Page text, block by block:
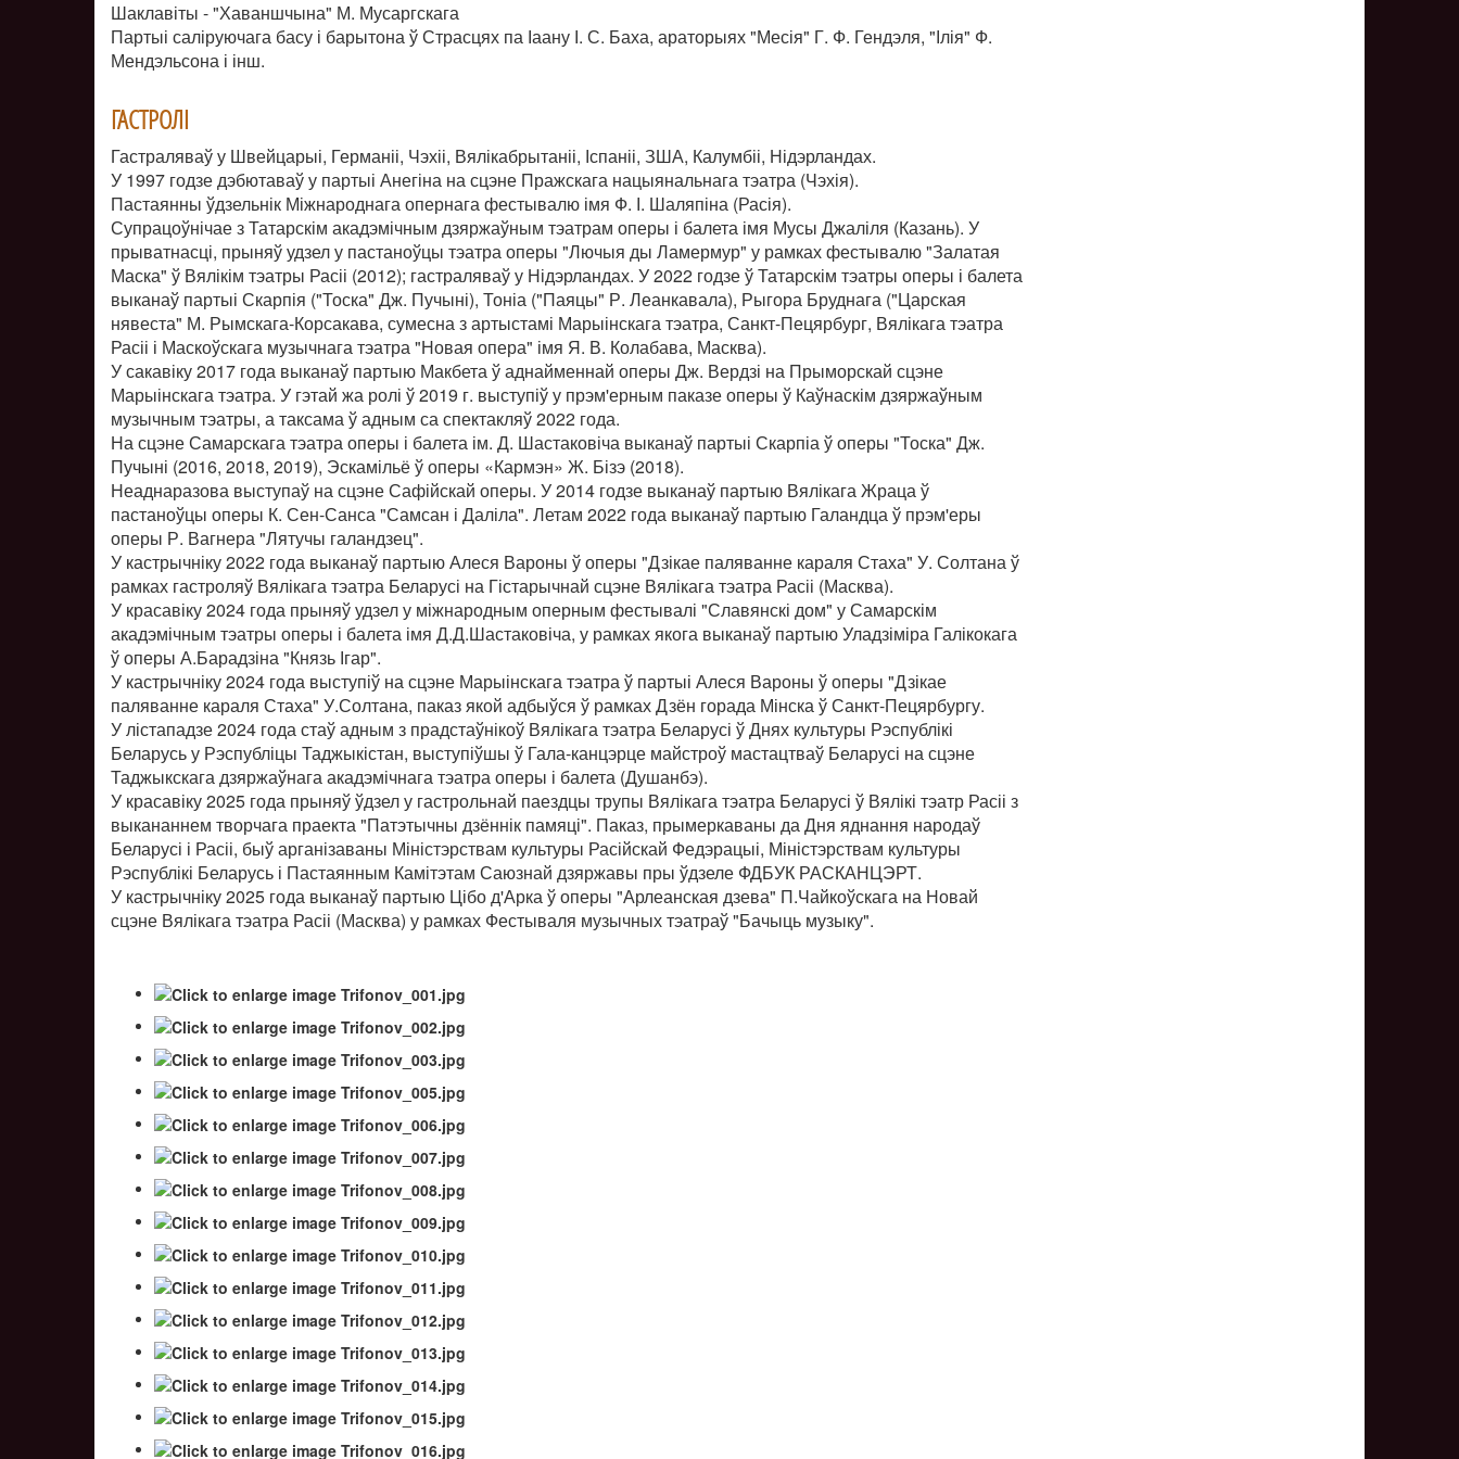
Шаклавіты - "Хаваншчына" М. Мусаргскага
Партыі саліруючага басу і барытона ў Страсцях па Іаану І. С. Баха, араторыях "Месія" Г. Ф. Гендэля, "Ілія" Ф.
Мендэльсона і інш.
ГАСТРОЛІ
Гастраляваў у Швейцарыі, Германіі, Чэхіі, Вялікабрытаніі, Іспаніі, ЗША, Калумбіі, Нідэрландах.
У 1997 годзе дэбютаваў у партыі Анегіна на сцэне Пражскага нацыянальнага тэатра (Чэхія).
Пастаянны ўдзельнік Міжнароднага опернага фестывалю імя Ф. І. Шаляпіна (Расія).
Супрацоўнічае з Татарскім акадэмічным дзяржаўным тэатрам оперы і балета імя Мусы Джаліля (Казань). У
прыватнасці, прыняў удзел у пастаноўцы тэатра оперы "Лючыя ды Ламермур" у рамках фестывалю "Залатая
Маска" ў Вялікім тэатры Расіі (2012); гастраляваў у Нідэрландах. У 2022 годзе ў Татарскім тэатры оперы і балета
выканаў партыі Скарпія ("Тоска" Дж. Пучыні), Тоніа ("Паяцы" Р. Леанкавала), Рыгора Бруднага ("Царская
нявеста" М. Рымскага-Корсакава, сумесна з артыстамі Марыінскага тэатра, Санкт-Пецярбург, Вялікага тэатра
Расіі і Маскоўскага музычнага тэатра "Новая опера" імя Я. В. Колабава, Масква).
У сакавіку 2017 года выканаў партыю Макбета ў аднайменнай оперы Дж. Вердзі на Прыморскай сцэне
Марыінскага тэатра. У гэтай жа ролі ў 2019 г. выступіў у прэм'ерным паказе оперы ў Каўнаскім дзяржаўным
музычным тэатры, а таксама ў адным са спектакляў 2022 года.
На сцэне Самарскага тэатра оперы і балета ім. Д. Шастаковіча выканаў партыі Скарпіа ў оперы "Тоска" Дж.
Пучыні (2016, 2018, 2019), Эскамільё ў оперы «Кармэн» Ж. Бізэ (2018).
Неаднаразова выступаў на сцэне Сафійскай оперы. У 2014 годзе выканаў партыю Вялікага Жраца ў
пастаноўцы оперы К. Сен-Санса "Самсан і Даліла". Летам 2022 года выканаў партыю Галандца ў прэм'еры
оперы Р. Вагнера "Лятучы галандзец".
У кастрычніку 2022 года выканаў партыю Алеся Вароны ў оперы "Дзікае паляванне караля Стаха" У. Солтана ў
рамках гастроляў Вялікага тэатра Беларусі на Гістарычнай сцэне Вялікага тэатра Расіі (Масква).
У красавіку 2024 года прыняў удзел у міжнародным оперным фестывалі "Славянскі дом" у Самарскім
акадэмічным тэатры оперы і балета імя Д.Д.Шастаковіча, у рамках якога выканаў партыю Уладзіміра Галікокага
ў оперы А.Барадзіна "Князь Ігар".
У кастрычніку 2024 года выступіў на сцэне Марыінскага тэатра ў партыі Алеся Вароны ў оперы "Дзікае
паляванне караля Стаха" У.Солтана, паказ якой адбыўся ў рамках Дзён горада Мінска ў Санкт-Пецярбургу.
У лістападзе 2024 года стаў адным з прадстаўнікоў Вялікага тэатра Беларусі ў Днях культуры Рэспублікі
Беларусь у Рэспубліцы Таджыкістан, выступіўшы ў Гала-канцэрце майстроў мастацтваў Беларусі на сцэне
Таджыкскага дзяржаўнага акадэмічнага тэатра оперы і балета (Душанбэ).
У красавіку 2025 года прыняў ўдзел у гастрольнай паездцы трупы Вялікага тэатра Беларусі ў Вялікі тэатр Расіі з
выкананнем творчага праекта "Патэтычны дзённік памяці". Паказ, прымеркаваны да Дня яднання народаў
Беларусі і Расіі, быў арганізаваны Міністэрствам культуры Расійскай Федэрацыі, Міністэрствам культуры
Рэспублікі Беларусь і Пастаянным Камітэтам Саюзнай дзяржавы пры ўдзеле ФДБУК РАСКАНЦЭРТ.
У кастрычніку 2025 года выканаў партыю Цібо д'Арка ў оперы "Арлеанская дзева" П.Чайкоўскага на Новай
сцэне Вялікага тэатра Расіі (Масква) у рамках Фестываля музычных тэатраў "Бачыць музыку".